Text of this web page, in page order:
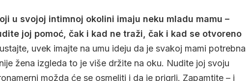
u svojoj intimnoj okolini imaju neku mladu mamu –
joj pomoć, čak i kad ne traži, čak i kad se otvoreno
uvek imajte na umu ideju da je svakoj mami potrebna
žena izgleda to je više držite na oku. Nudite joj svoju
možda će se osmeliti i da je prigrli. Zapamtite – i